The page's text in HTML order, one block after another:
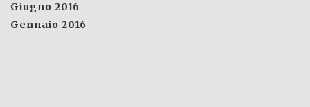
Giugno 2016
Gennaio 2016